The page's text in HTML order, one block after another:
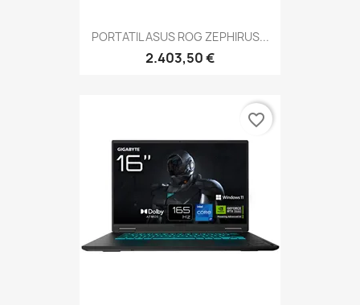
PORTATIL ASUS ROG ZEPHIRUS...
2.403,50 €
favorite_border